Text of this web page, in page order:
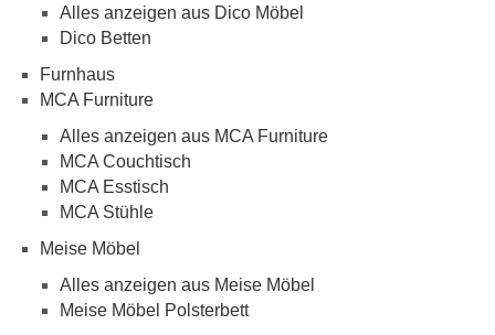
Alles anzeigen aus Dico Möbel
Dico Betten
Furnhaus
MCA Furniture
Alles anzeigen aus MCA Furniture
MCA Couchtisch
MCA Esstisch
MCA Stühle
Meise Möbel
Alles anzeigen aus Meise Möbel
Meise Möbel Polsterbett